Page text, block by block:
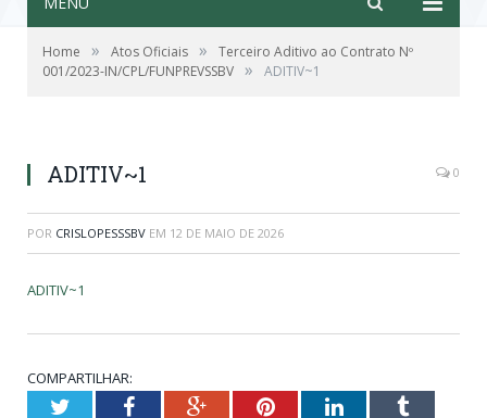
Home » Atos Oficiais »
Terceiro Aditivo ao Contrato Nº
001/2023-IN/CPL/FUNPREVSSBV » ADITIV~1
ADITIV~1 0
POR CRISLOPESSSBV EM 12 DE MAIO DE 2026
ADITIV~1
COMPARTILHAR:
TwitterFacebookGoogle+PinterestLinkedInTumblr